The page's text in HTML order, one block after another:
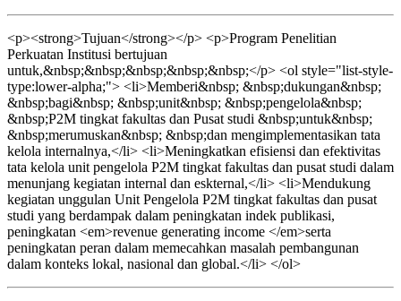
<p><strong>Tujuan</strong></p> <p>Program Penelitian
Perkuatan Institusi bertujuan
untuk,&nbsp;&nbsp;&nbsp;&nbsp;&nbsp;</p> <ol style="list-style-
type:lower-alpha;"> <li>Memberi&nbsp; &nbsp;dukungan&nbsp;
&nbsp;bagi&nbsp; &nbsp;unit&nbsp; &nbsp;pengelola&nbsp;
&nbsp;P2M tingkat fakultas dan Pusat studi &nbsp;untuk&nbsp;
&nbsp;merumuskan&nbsp; &nbsp;dan mengimplementasikan tata
kelola internalnya,</li> <li>Meningkatkan efisiensi dan efektivitas
tata kelola unit pengelola P2M tingkat fakultas dan pusat studi dalam
menunjang kegiatan internal dan eskternal,</li> <li>Mendukung
kegiatan unggulan Unit Pengelola P2M tingkat fakultas dan pusat
studi yang berdampak dalam peningkatan indek publikasi,
peningkatan <em>revenue generating income </em>serta
peningkatan peran dalam memecahkan masalah pembangunan
dalam konteks lokal, nasional dan global.</li> </ol>